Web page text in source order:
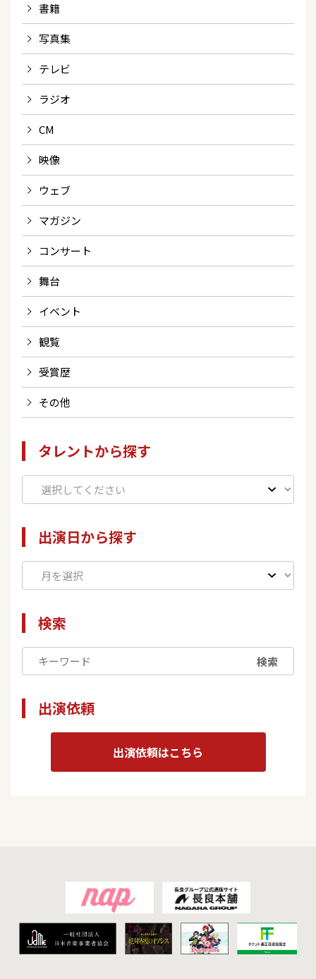
書籍
写真集
テレビ
ラジオ
CM
映像
ウェブ
マガジン
コンサート
舞台
イベント
観覧
受賞歴
その他
タレントから探す
出演日から探す
検索
検索
出演依頼
出演依頼はこちら